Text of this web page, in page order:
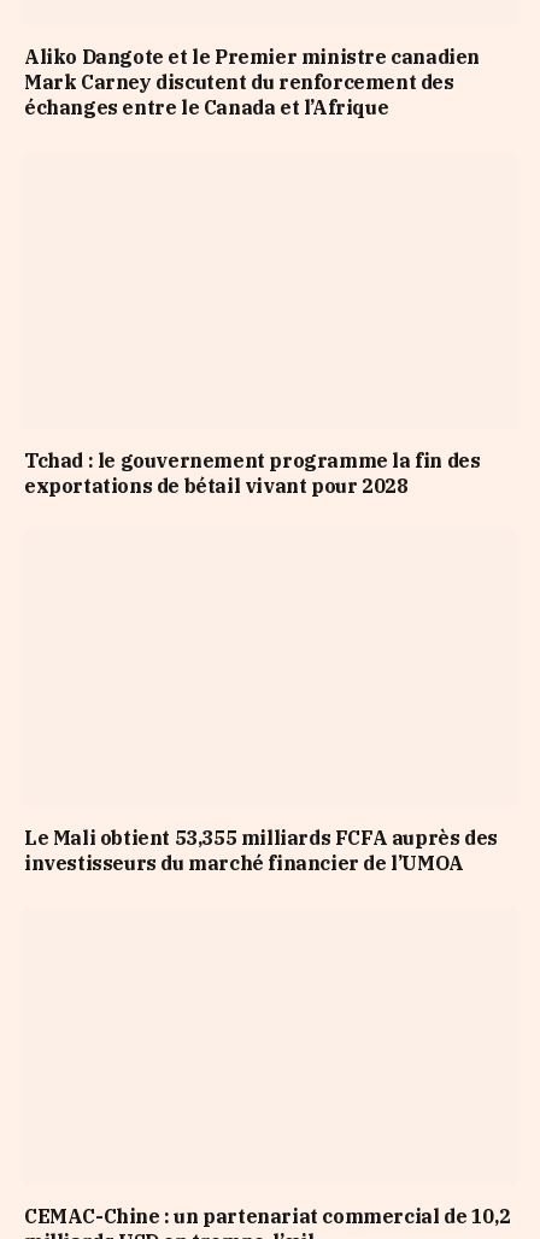
Aliko Dangote et le Premier ministre canadien
Mark Carney discutent du renforcement des
échanges entre le Canada et l’Afrique
Tchad : le gouvernement programme la fin des
exportations de bétail vivant pour 2028
Le Mali obtient 53,355 milliards FCFA auprès des
investisseurs du marché financier de l’UMOA
CEMAC-Chine : un partenariat commercial de 10,2